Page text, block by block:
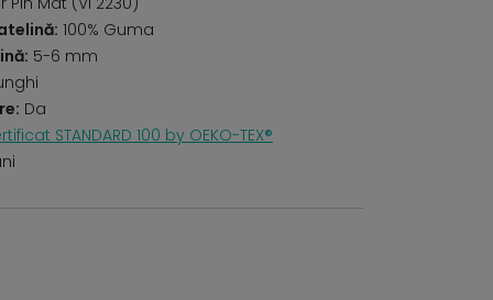
100% Guma
5-6 mm
Da
STANDARD 100 by OEKO-TEX®